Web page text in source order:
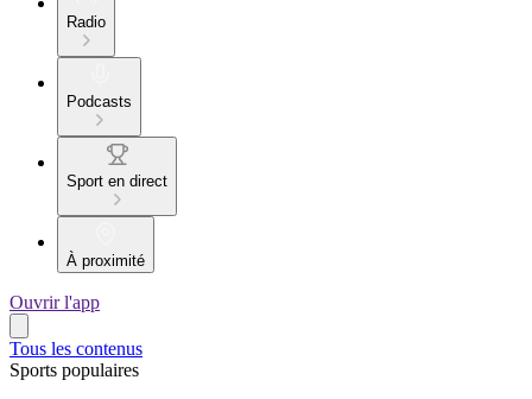
Radio
Podcasts
Sport en direct
À proximité
Ouvrir l'app
Tous les contenus
Sports populaires